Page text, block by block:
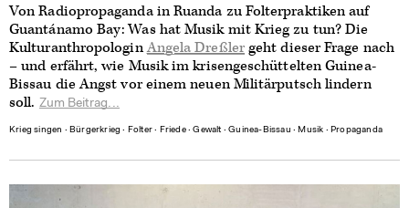
Von Radiopropaganda in Ruanda zu Folterpraktiken auf
Guantánamo Bay: Was hat Musik mit Krieg zu tun? Die
KulturanthropologinAngela Dreßlergeht dieser Frage nach
– und erfährt, wie Musik im krisengeschüttelten Guinea-
Bissau die Angst vor einem neuen Militärputsch lindern
soll. Zum Beitrag...
Krieg singen ∙ Bürgerkrieg ∙ Folter ∙ Friede∙Gewalt ∙Guinea-Bissau ∙ Musik ∙ Propaganda